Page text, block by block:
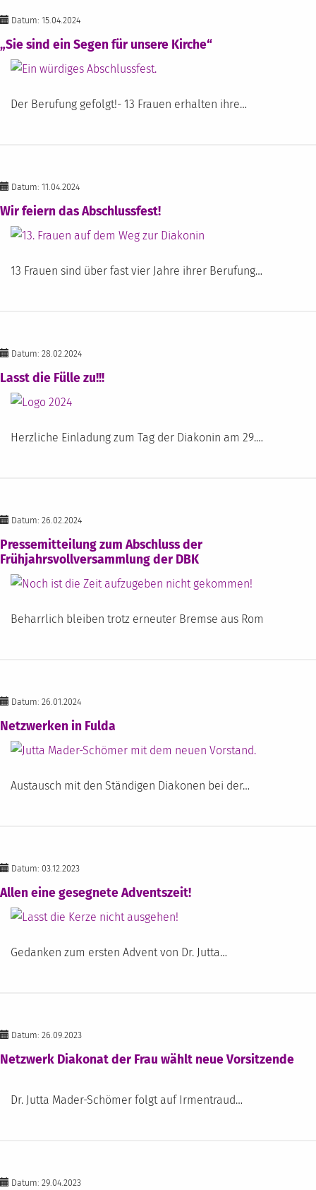
Datum: 15.04.2024
„Sie sind ein Segen für unsere Kirche“
Der Berufung gefolgt!- 13 Frauen erhalten ihre…
Datum: 11.04.2024
Wir feiern das Abschlussfest!
13 Frauen sind über fast vier Jahre ihrer Berufung…
Datum: 28.02.2024
Lasst die Fülle zu!!!
Herzliche Einladung zum Tag der Diakonin am 29.…
Datum: 26.02.2024
Pressemitteilung zum Abschluss der
Frühjahrsvollversammlung der DBK
Beharrlich bleiben trotz erneuter Bremse aus Rom
Datum: 26.01.2024
Netzwerken in Fulda
Austausch mit den Ständigen Diakonen bei der…
Datum: 03.12.2023
Allen eine gesegnete Adventszeit!
Gedanken zum ersten Advent von Dr. Jutta…
Datum: 26.09.2023
Netzwerk Diakonat der Frau wählt neue Vorsitzende
Dr. Jutta Mader-Schömer folgt auf Irmentraud…
Datum: 29.04.2023